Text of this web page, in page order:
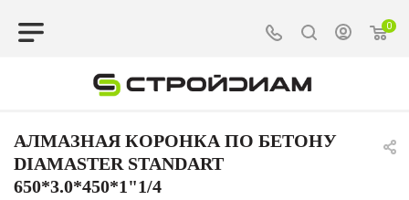
0
АЛМАЗНАЯ КОРОНКА ПО БЕТОНУ
DIAMASTER STANDART
650*3.0*450*1"1/4